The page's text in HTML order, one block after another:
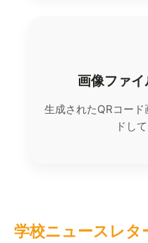
画像ファ
生成されたQRコー
ドし
学校ニュースレタ